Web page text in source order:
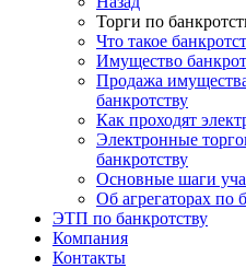
Торги по
Что такое
Имущество
Продажа
банкротству
Как проходят
Электронные
банкротству
Основные шаги
Об агрегаторах по
ЭТП по банкротству
Компания
Контакты